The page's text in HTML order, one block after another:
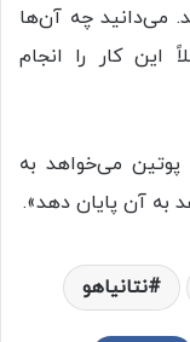
می‌دانید چه آن‌ها
این کار را انجام
می‌خواهد به
به آن پایان دهد».
نتانیاهو